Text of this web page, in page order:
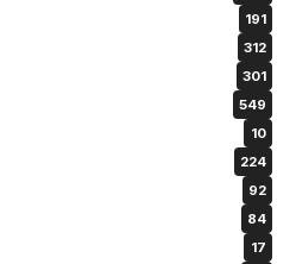
191
312
301
549
10
224
92
84
17